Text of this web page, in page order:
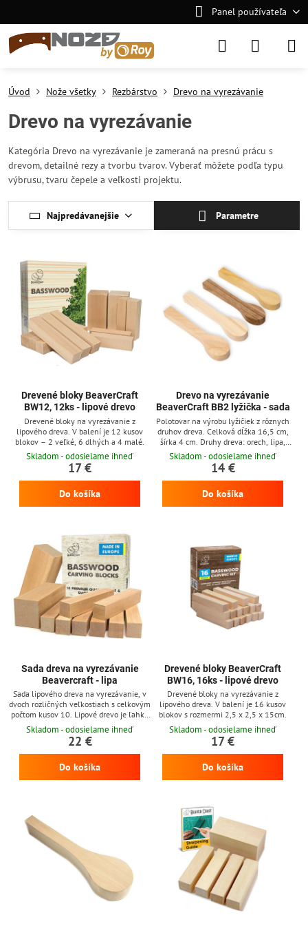
Panel používateľa
Úvod Nože všetky Rezbárstvo Drevo na vyrezávanie
Drevo na vyrezávanie
Kategória Drevo na vyrezávanie je zameraná na presnú prácu s
drevom, detailné rezy a tvorbu tvarov. Vyberať môžete podľa typu
výbrusu, tvaru čepele a veľkosti projektu.
Najpredávanejšie Parametre
Drevené bloky BeaverCraft
BW12, 12ks - lipové drevo
Drevené bloky na vyrezávanie z
lipového dreva. V balení je 12 kusov
blokov – 2 veľké, 6 dlhých a 4 malé.
Skladom - odosielame ihneď
17 €
Do košíka
Drevo na vyrezávanie
BeaverCraft BB2 lyžička - sada
Polotovar na výrobu lyžičiek z rôznych
druhov dreva. Celková dĺžka 16,5 cm,
šírka 4 cm. Druhy dreva: orech, lipa,
čerešňa, moruša.
Skladom - odosielame ihneď
14 €
Do košíka
Sada dreva na vyrezávanie
Beavercraft - lipa
Sada lipového dreva na vyrezávanie, v
dvoch rozličných veľkostiach s celkovým
počtom kusov 10. Lipové drevo je ľahké
a mäkké, ale zároveň silné. Pracuje sa s
ním veľmi ľahko a je skvelé pre
vyrezávanie vďaka mäkkosti a dobrej
spracovateľnosti dreva.
Skladom - odosielame ihneď
22 €
Do košíka
Drevené bloky BeaverCraft
BW16, 16ks - lipové drevo
Drevené bloky na vyrezávanie z
lipového dreva. V balení je 16 kusov
blokov s rozmermi 2,5 x 2,5 x 15cm.
Skladom - odosielame ihneď
17 €
Do košíka